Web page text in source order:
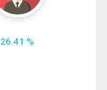
26.41 %